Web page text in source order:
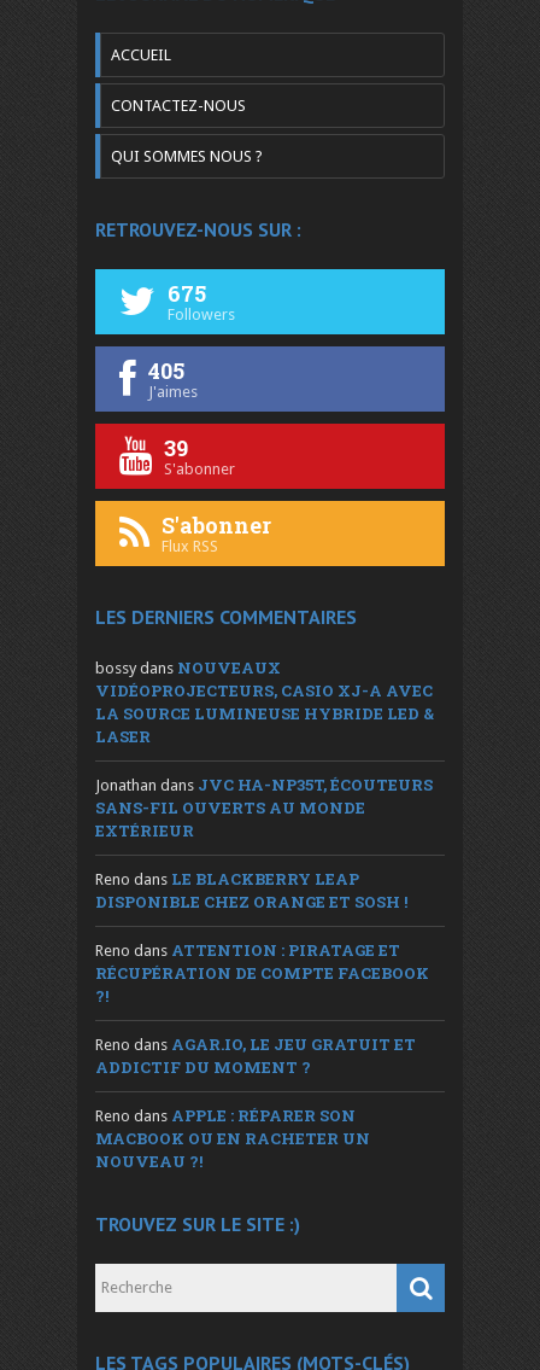
ACCUEIL
CONTACTEZ-NOUS
QUI SOMMES NOUS ?
RETROUVEZ-NOUS SUR :
675
Followers
405
J'aimes
39
S'abonner
S'abonner
Flux RSS
LES DERNIERS COMMENTAIRES
bossy dans NOUVEAUX
VIDÉOPROJECTEURS, CASIO XJ-A AVEC
LA SOURCE LUMINEUSE HYBRIDE LED &
LASER
Jonathan dans JVC HA-NP35T, ÉCOUTEURS
SANS-FIL OUVERTS AU MONDE
EXTÉRIEUR
Reno dans LE BLACKBERRY LEAP
DISPONIBLE CHEZ ORANGE ET SOSH !
Reno dans ATTENTION : PIRATAGE ET
RÉCUPÉRATION DE COMPTE FACEBOOK
?!
Reno dans AGAR.IO, LE JEU GRATUIT ET
ADDICTIF DU MOMENT ?
Reno dans APPLE : RÉPARER SON
MACBOOK OU EN RACHETER UN
NOUVEAU ?!
TROUVEZ SUR LE SITE :)
LES TAGS POPULAIRES (MOTS-CLÉS)